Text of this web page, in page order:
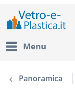
Menu
Panoramica